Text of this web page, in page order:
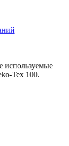
используемые
Tex 100.